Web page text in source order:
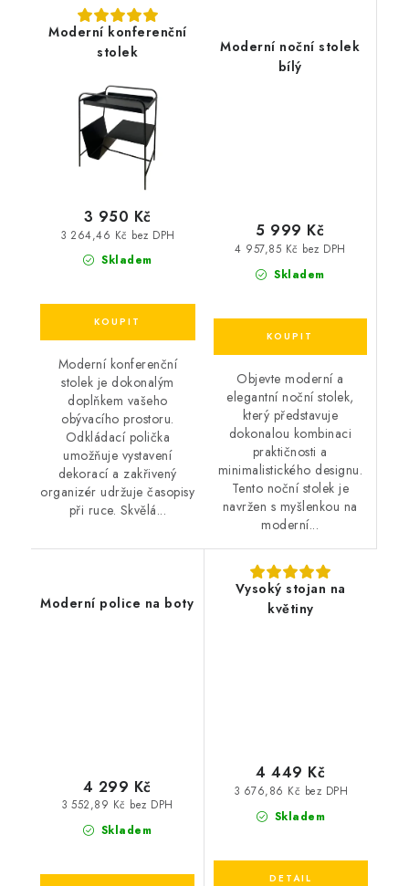
Moderní konferenční
stolek
Skladem
3 264,46 Kč bez DPH
3 950 Kč
Moderní konferenční
stolek je dokonalým
doplňkem vašeho
obývacího prostoru.
Odkládací polička
umožňuje vystavení
dekorací a zakřivený
organizér udržuje časopisy
při ruce. Skvělá...
Moderní noční stolek
bílý
Skladem
4 957,85 Kč bez DPH
5 999 Kč
Objevte moderní a
elegantní noční stolek,
který představuje
dokonalou kombinaci
praktičnosti a
minimalistického designu.
Tento noční stolek je
navržen s myšlenkou na
moderní...
Moderní police na boty
Skladem
3 552,89 Kč bez DPH
4 299 Kč
Vysoký stojan na
květiny
Skladem
3 676,86 Kč bez DPH
4 449 Kč